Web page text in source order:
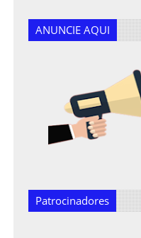
ANUNCIE AQUI
Patrocinadores